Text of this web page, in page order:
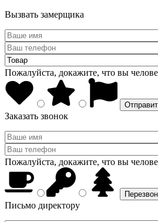
Вызвать замерщика
Пожалуйста, докажите, что вы
Заказать звонок
Пожалуйста, докажите, что вы
Письмо директору